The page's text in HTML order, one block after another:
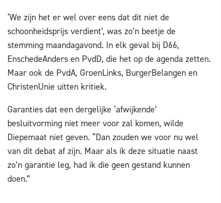
‘We zijn het er wel over eens dat dit niet de
schoonheidsprijs verdient’, was zo’n beetje de
stemming maandagavond. In elk geval bij D66,
EnschedeAnders en PvdD, die het op de agenda zetten.
Maar ook de PvdA, GroenLinks, BurgerBelangen en
ChristenUnie uitten kritiek.
Garanties dat een dergelijke ‘afwijkende’
besluitvorming niet meer voor zal komen, wilde
Diepemaat niet geven. “Dan zouden we voor nu wel
van dit debat af zijn. Maar als ik deze situatie naast
zo’n garantie leg, had ik die geen gestand kunnen
doen.”